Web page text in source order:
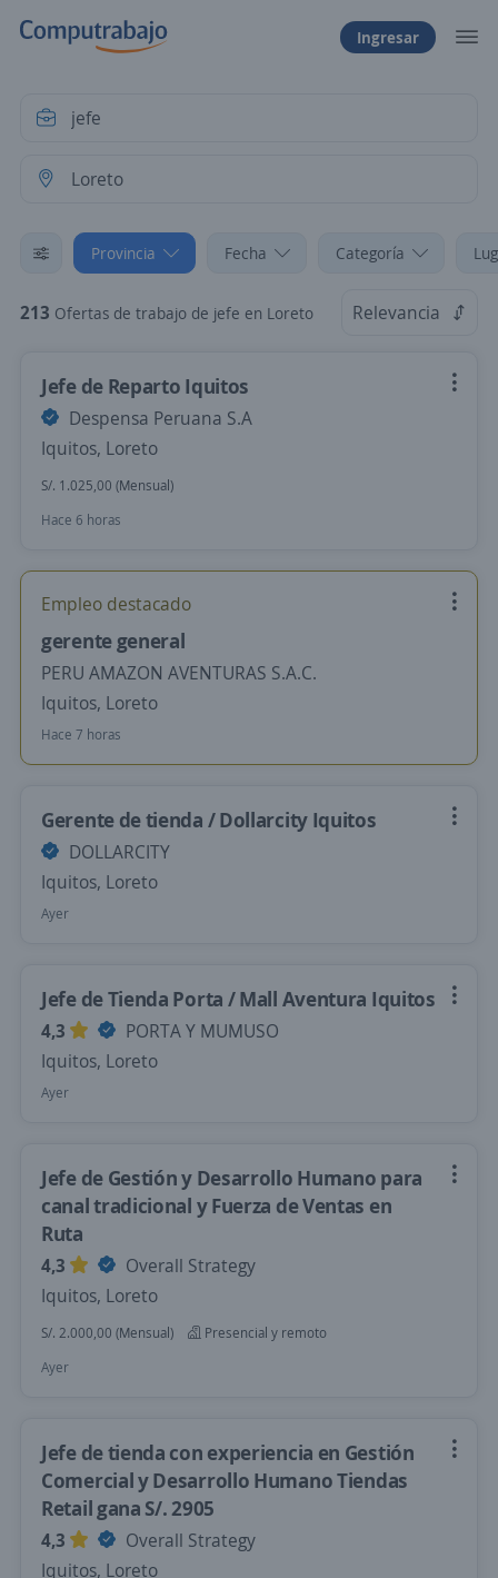
Ingresar
Provincia Fecha Categoría
213 Ofertas de trabajo de jefe en Loreto Relevancia
Jefe de Reparto Iquitos
Despensa Peruana S.A
Iquitos, Loreto
S/. 1.025,00 (Mensual)
Hace 6 horas
Empleo destacado
gerente general
PERU AMAZON AVENTURAS S.A.C.
Iquitos, Loreto
Hace 7 horas
Gerente de tienda / Dollarcity Iquitos
DOLLARCITY
Iquitos, Loreto
Ayer
Jefe de Tienda Porta / Mall Aventura Iquitos
4,3
PORTA Y MUMUSO
Iquitos, Loreto
Ayer
Jefe de Gestión y Desarrollo Humano para
canal tradicional y Fuerza de Ventas en
Ruta
4,3
Overall Strategy
Iquitos, Loreto
S/. 2.000,00 (Mensual)
Presencial y remoto
Ayer
Jefe de tienda con experiencia en Gestión
Comercial y Desarrollo Humano Tiendas
Retail gana S/. 2905
4,3
Overall Strategy
Iquitos, Loreto